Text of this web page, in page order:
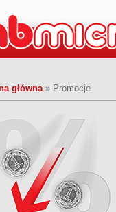
główna» Promocje